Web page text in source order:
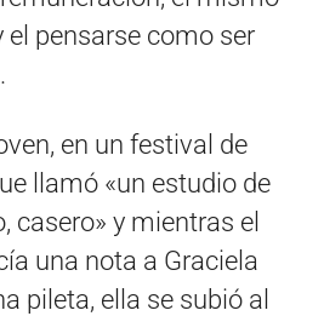
el pensarse como ser
en un festival de
llamó «un estudio de
casero» y mientras el
una nota a Graciela
pileta, ella se subió al